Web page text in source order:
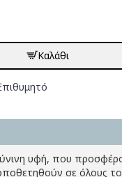
Καλάθι
υφή, που
σε όλους